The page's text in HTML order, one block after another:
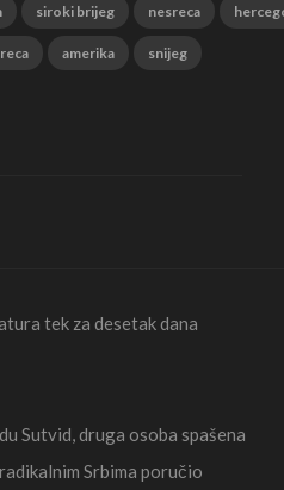
siroki brijeg nesreca
amerika snijeg
tek za desetak dana
Sutvid, druga osoba spašena
Srbima poručio